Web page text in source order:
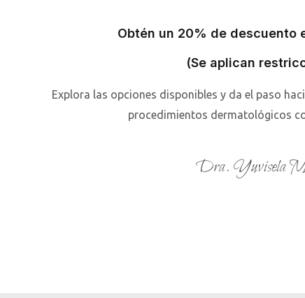
Obtén un 20% de descuento
(Se aplican
Explora las opciones disponibles y da el paso
procedimientos dermatológicos
Dra. Yuvisela